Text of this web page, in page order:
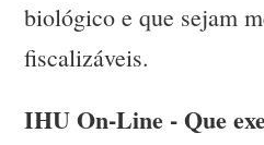
biológico e que sejam
fiscalizáveis.
IHU On-Line - Que